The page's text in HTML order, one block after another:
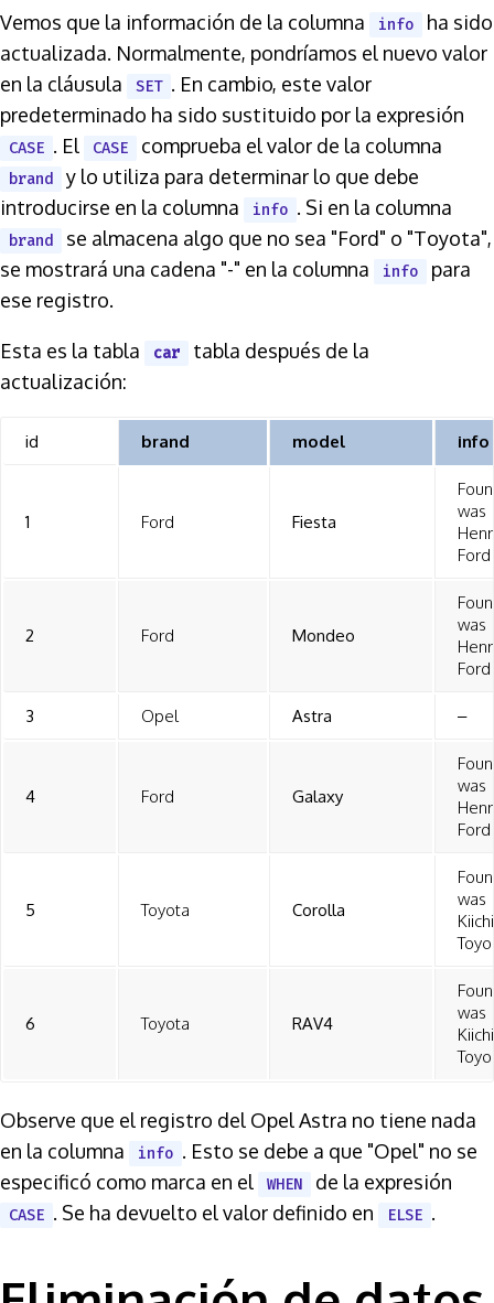
Vemos que la información de la columna info
ha sido
actualizada. Normalmente, pondríamos el nuevo valor
en la cláusula
SET . En cambio, este valor
predeterminado ha sido sustituido por la expresión
CASE . El CASE comprueba el valor de la columna
brand
y lo utiliza para determinar lo que debe
introducirse en la columna
info . Si en la columna
brand
se almacena algo que no sea "Ford" o "Toyota",
se mostrará una cadena "-" en la columna
info
para
ese registro.
Esta es la tabla car
tabla después de la
actualización:
id brand model info
1 Ford Fiesta
was
Ford
2 Ford Mondeo
was
Ford
3 Opel Astra –
4 Ford Galaxy
was
Ford
5 Toyota Corolla
was
6 Toyota RAV4
was
Observe que el registro del Opel Astra no tiene nada
en la columna
info . Esto se debe a que "Opel" no se
especificó como marca en el
WHEN de la expresión
CASE . Se ha devuelto el valor definido en ELSE .